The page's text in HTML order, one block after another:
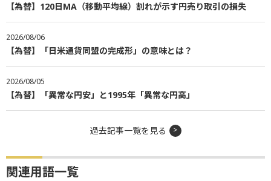
【為替】120日MA（移動平均線）割れが示す円売り取引の損失
2026/08/06
【為替】「日米通貨同盟の完成形」の意味とは？
2026/08/05
【為替】「異常な円安」と1995年「異常な円高」
過去記事一覧を見る
関連用語一覧